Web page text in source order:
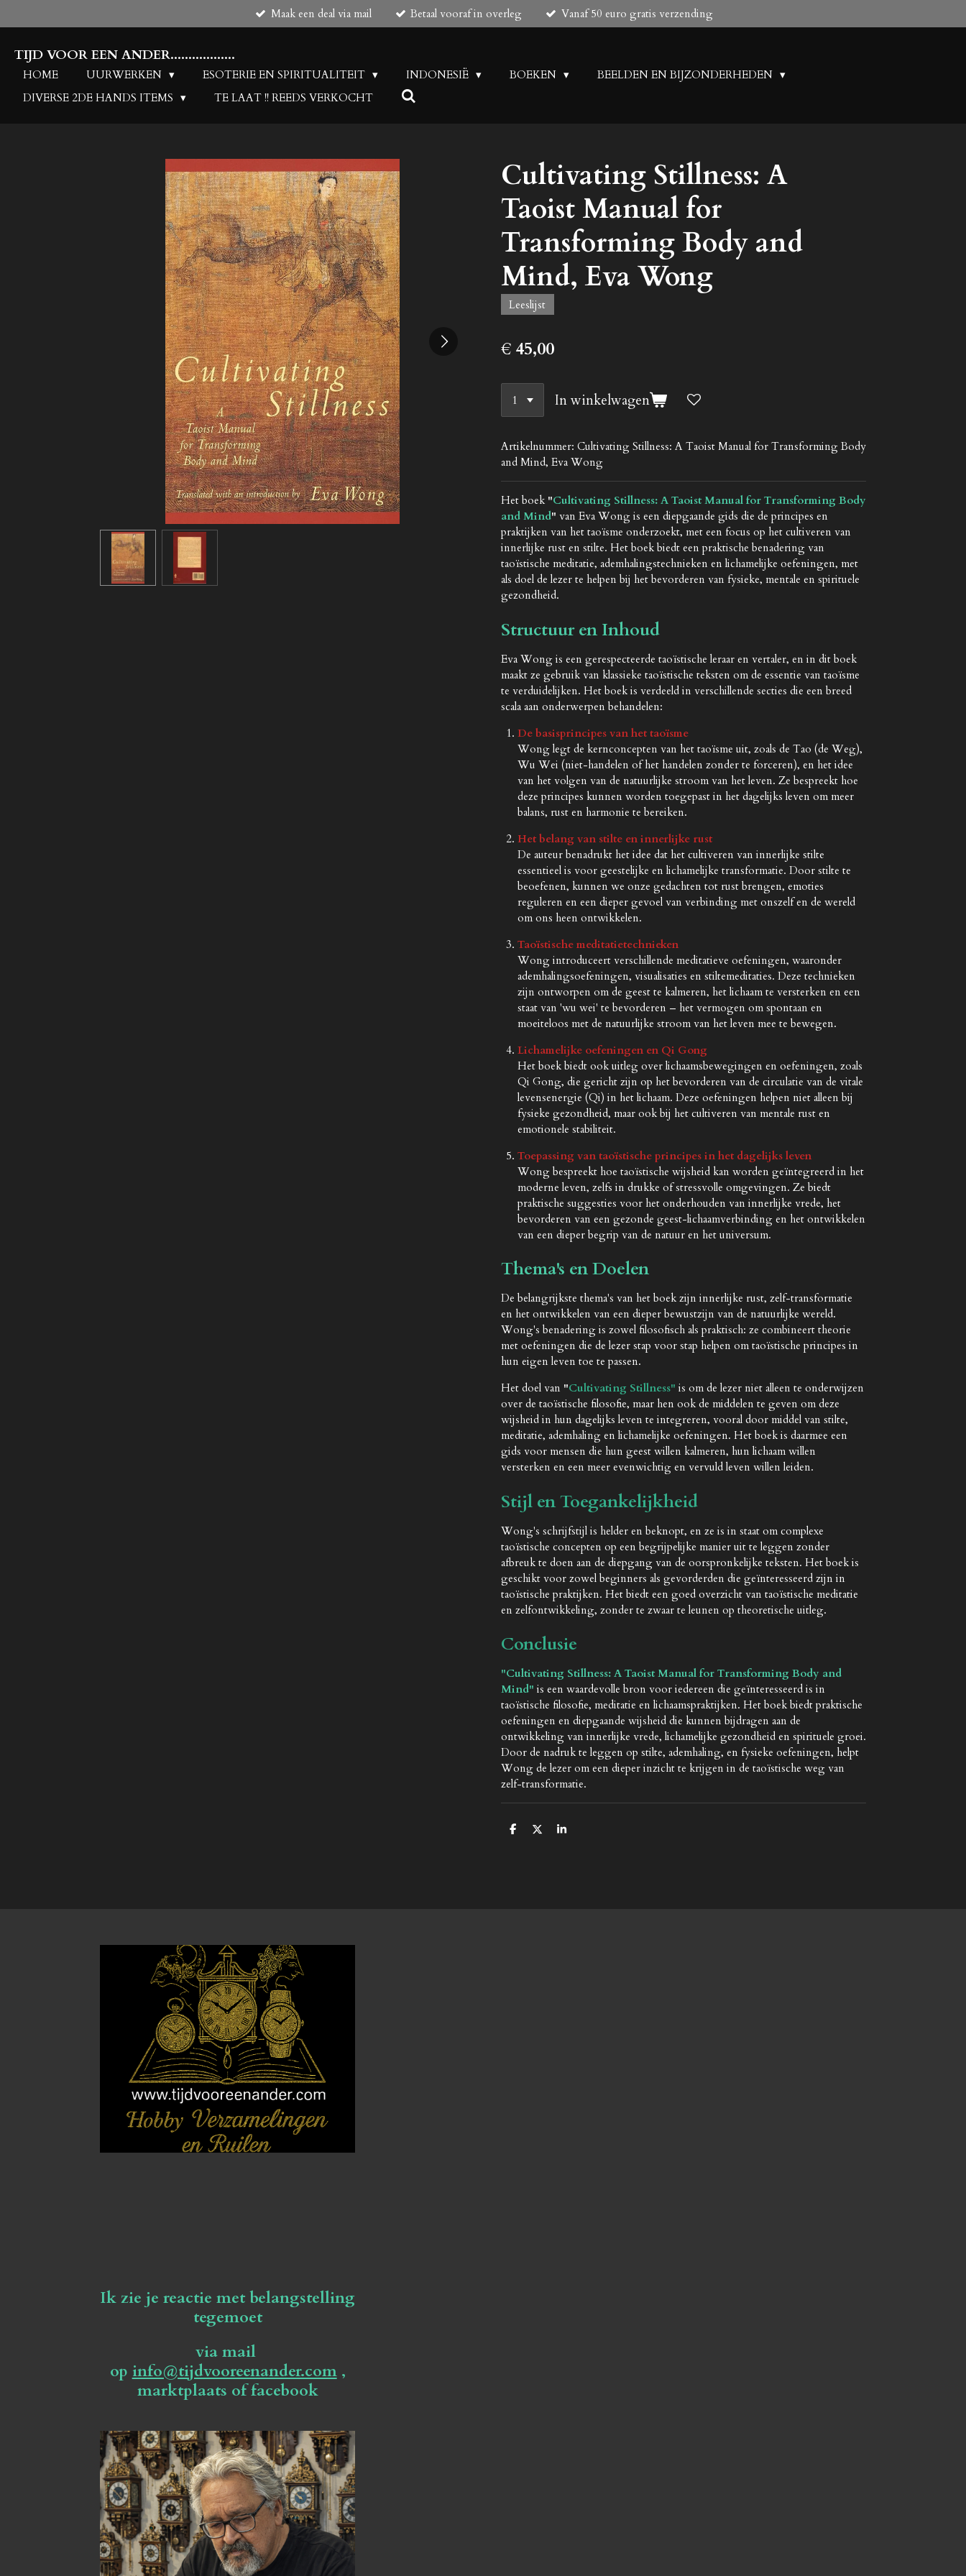
direct
de
hoofdinhoud
Maak een deal via mail Betaal vooraf in overleg Vanaf 50 euro gratis verzending
TIJD VOOR EEN ANDER..................
HOME UURWERKEN ESOTERIE EN SPIRITUALITEIT INDONESIË BOEKEN
BEELDEN EN BIJZONDERHEDEN
DIVERSE 2DE HANDS ITEMS
TE LAAT !! REEDS VERKOCHT
Cultivating Stillness: A
Taoist Manual for
Transforming Body and
Mind, Eva Wong
Leeslijst
€ 45,00
In winkelwagen
Artikelnummer: Cultivating Stillness: A Taoist Manual for Transforming Body
and Mind, Eva Wong
Het boek "Cultivating Stillness: A Taoist Manual for Transforming Body
and Mind" van Eva Wong is een diepgaande gids die de principes en
praktijken van het taoïsme onderzoekt, met een focus op het cultiveren van
innerlijke rust en stilte. Het boek biedt een praktische benadering van
taoïstische meditatie, ademhalingstechnieken en lichamelijke oefeningen, met
als doel de lezer te helpen bij het bevorderen van fysieke, mentale en spirituele
gezondheid.
Structuur en Inhoud
Eva Wong is een gerespecteerde taoïstische leraar en vertaler, en in dit boek
maakt ze gebruik van klassieke taoïstische teksten om de essentie van taoïsme
te verduidelijken. Het boek is verdeeld in verschillende secties die een breed
scala aan onderwerpen behandelen:
De basisprincipes van het taoïsme
Wong legt de kernconcepten van het taoïsme uit, zoals de Tao (de Weg),
Wu Wei (niet-handelen of het handelen zonder te forceren), en het idee
van het volgen van de natuurlijke stroom van het leven. Ze bespreekt hoe
deze principes kunnen worden toegepast in het dagelijks leven om meer
balans, rust en harmonie te bereiken.
Het belang van stilte en innerlijke rust
De auteur benadrukt het idee dat het cultiveren van innerlijke stilte
essentieel is voor geestelijke en lichamelijke transformatie. Door stilte te
beoefenen, kunnen we onze gedachten tot rust brengen, emoties
reguleren en een dieper gevoel van verbinding met onszelf en de wereld
om ons heen ontwikkelen.
Taoïstische meditatietechnieken
Wong introduceert verschillende meditatieve oefeningen, waaronder
ademhalingsoefeningen, visualisaties en stiltemeditaties. Deze technieken
zijn ontworpen om de geest te kalmeren, het lichaam te versterken en een
staat van 'wu wei' te bevorderen – het vermogen om spontaan en
moeiteloos met de natuurlijke stroom van het leven mee te bewegen.
Lichamelijke oefeningen en Qi Gong
Het boek biedt ook uitleg over lichaamsbewegingen en oefeningen, zoals
Qi Gong, die gericht zijn op het bevorderen van de circulatie van de vitale
levensenergie (Qi) in het lichaam. Deze oefeningen helpen niet alleen bij
fysieke gezondheid, maar ook bij het cultiveren van mentale rust en
emotionele stabiliteit.
Toepassing van taoïstische principes in het dagelijks leven
Wong bespreekt hoe taoïstische wijsheid kan worden geïntegreerd in het
moderne leven, zelfs in drukke of stressvolle omgevingen. Ze biedt
praktische suggesties voor het onderhouden van innerlijke vrede, het
bevorderen van een gezonde geest-lichaamverbinding en het ontwikkelen
van een dieper begrip van de natuur en het universum.
Thema's en Doelen
De belangrijkste thema's van het boek zijn innerlijke rust, zelf-transformatie
en het ontwikkelen van een dieper bewustzijn van de natuurlijke wereld.
Wong's benadering is zowel filosofisch als praktisch: ze combineert theorie
met oefeningen die de lezer stap voor stap helpen om taoïstische principes in
hun eigen leven toe te passen.
Het doel van "Cultivating Stillness" is om de lezer niet alleen te onderwijzen
over de taoïstische filosofie, maar hen ook de middelen te geven om deze
wijsheid in hun dagelijks leven te integreren, vooral door middel van stilte,
meditatie, ademhaling en lichamelijke oefeningen. Het boek is daarmee een
gids voor mensen die hun geest willen kalmeren, hun lichaam willen
versterken en een meer evenwichtig en vervuld leven willen leiden.
Stijl en Toegankelijkheid
Wong's schrijfstijl is helder en beknopt, en ze is in staat om complexe
taoïstische concepten op een begrijpelijke manier uit te leggen zonder
afbreuk te doen aan de diepgang van de oorspronkelijke teksten. Het boek is
geschikt voor zowel beginners als gevorderden die geïnteresseerd zijn in
taoïstische praktijken. Het biedt een goed overzicht van taoïstische meditatie
en zelfontwikkeling, zonder te zwaar te leunen op theoretische uitleg.
Conclusie
"Cultivating Stillness: A Taoist Manual for Transforming Body and
Mind" is een waardevolle bron voor iedereen die geïnteresseerd is in
taoïstische filosofie, meditatie en lichaamspraktijken. Het boek biedt praktische
oefeningen en diepgaande wijsheid die kunnen bijdragen aan de
ontwikkeling van innerlijke vrede, lichamelijke gezondheid en spirituele groei.
Door de nadruk te leggen op stilte, ademhaling, en fysieke oefeningen, helpt
Wong de lezer om een dieper inzicht te krijgen in de taoïstische weg van
zelf-transformatie.
D
D
S
Ik zie je reactie met belangstelling
tegemoet
via mail
op info@tijdvooreenander.com,
marktplaats of facebook